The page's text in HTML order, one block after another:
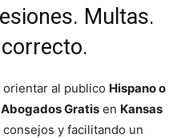
Multas.
al publico Hispano o
Abogados Gratis en Kansas
y facilitando un